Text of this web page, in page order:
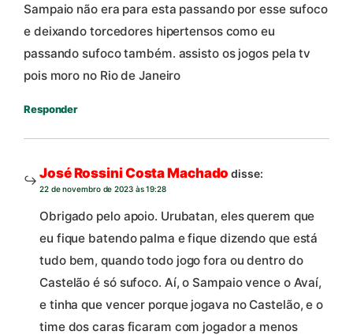
Sampaio não era para esta passando por esse sufoco
e deixando torcedores hipertensos como eu
passando sufoco também. assisto os jogos pela tv
pois moro no Rio de Janeiro
Responder
José Rossini Costa Machado disse:
22 de novembro de 2023 às 19:28
Obrigado pelo apoio. Urubatan, eles querem que
eu fique batendo palma e fique dizendo que está
tudo bem, quando todo jogo fora ou dentro do
Castelão é só sufoco. Aí, o Sampaio vence o Avaí,
e tinha que vencer porque jogava no Castelão, e o
time dos caras ficaram com jogador a menos